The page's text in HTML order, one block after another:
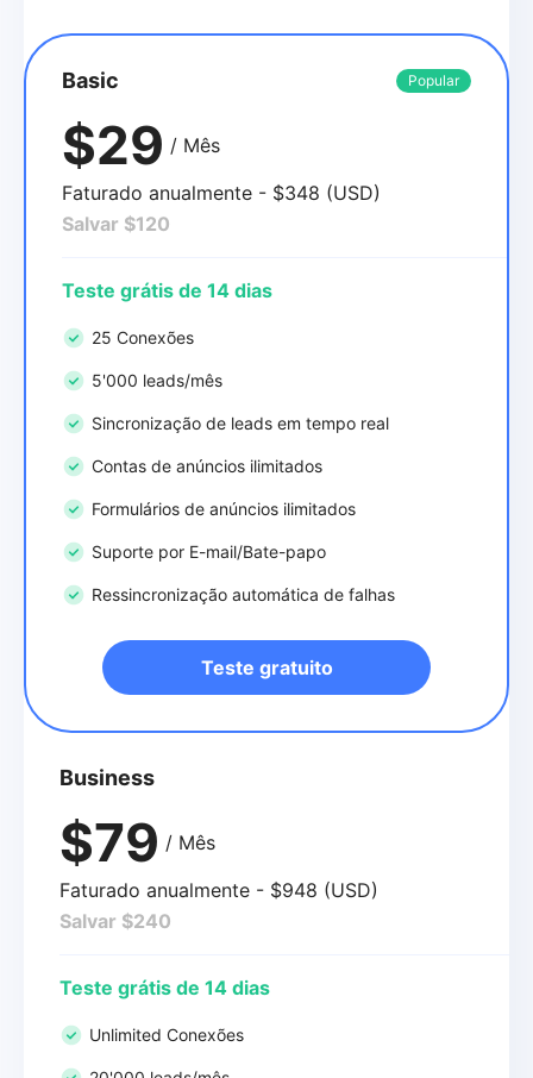
Basic Popular
$29 / Mês
Faturado anualmente - $348 (USD)
Salvar $120
Teste grátis de 14 dias
25 Conexões
5'000 leads/mês
Sincronização de leads em tempo real
Contas de anúncios ilimitados
Formulários de anúncios ilimitados
Suporte por E-mail/Bate-papo
Ressincronização automática de falhas
Teste gratuito
Business
$79 / Mês
Faturado anualmente - $948 (USD)
Salvar $240
Teste grátis de 14 dias
Unlimited Conexões